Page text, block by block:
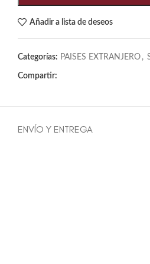
Añadir a lista de deseos
Categorías: PAISES EXTRANJERO ,
Compartir:
ENVÍO Y ENTREGA